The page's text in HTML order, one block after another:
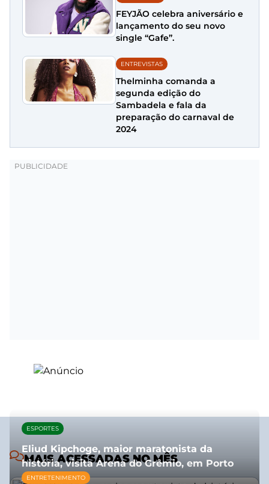
FEYJÃO celebra aniversário e
lançamento do seu novo
single “Gafe”.
ENTREVISTAS
Thelminha comanda a
segunda edição do
Sambadela e fala da
preparação do carnaval de
2024
MAIS ACESSADAS NO MÊS
ESPORTES
Eliud Kipchoge, maior maratonista da
história, visita Arena do Grêmio, em Porto
Alegre
ENTRETENIMENTO